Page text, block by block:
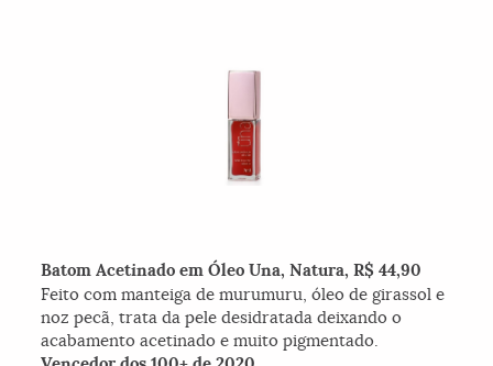
Batom Acetinado em Óleo Una, Natura, R$ 44,90
Feito com manteiga de murumuru, óleo de girassol e
noz pecã, trata da pele desidratada deixando o
acabamento acetinado e muito pigmentado.